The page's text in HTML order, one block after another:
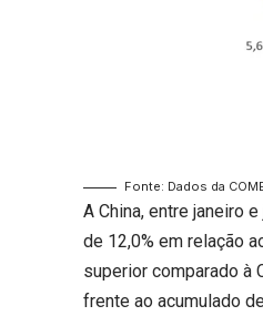
Fonte: Dados da
A China, entre janeiro
de 12,0% em relação
superior comparado à
frente ao acumulado